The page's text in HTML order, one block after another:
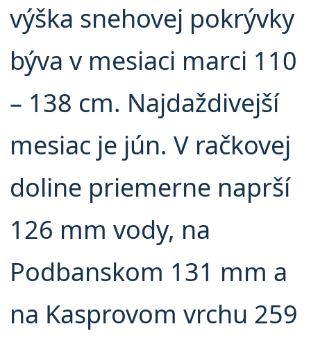
výška snehovej pokrývky
býva v mesiaci marci 110
– 138 cm. Najdaždivejší
mesiac je jún. V račkovej
doline priemerne naprší
126 mm vody, na
Podbanskom 131 mm a
na Kasprovom vrchu 259